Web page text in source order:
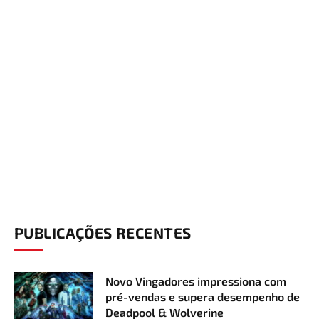
PUBLICAÇÕES RECENTES
Novo Vingadores impressiona com
pré-vendas e supera desempenho de
Deadpool & Wolverine